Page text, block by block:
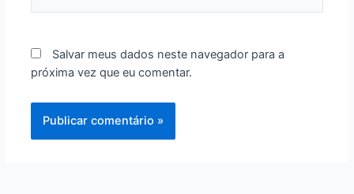
Salvar meus dados neste navegador para a
próxima vez que eu comentar.